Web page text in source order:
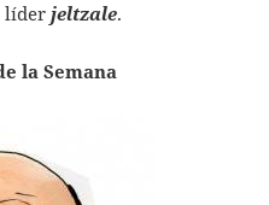
líderjeltzale.
la Semana